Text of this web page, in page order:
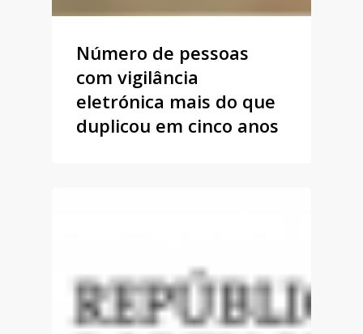
Número de pessoas
com vigilância
eletrónica mais do que
duplicou em cinco anos